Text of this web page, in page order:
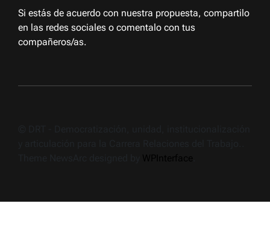
Si estás de acuerdo con nuestra propuesta, compartilo
en las redes sociales o comentalo con tus
compañeros/as.